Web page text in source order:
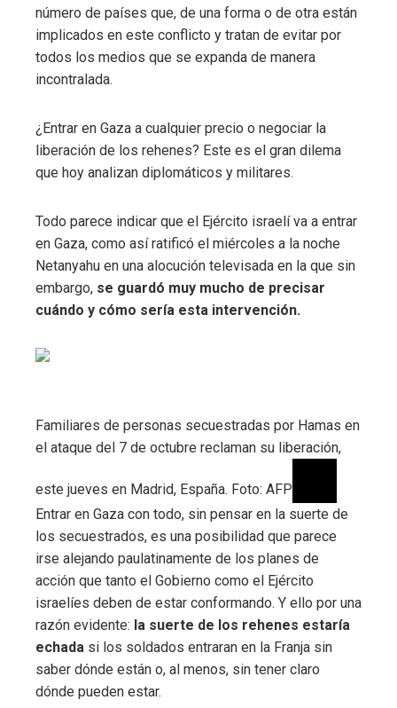
número de países que, de una forma o de otra están
implicados en este conflicto y tratan de evitar por
todos los medios que se expanda de manera
incontralada.
¿Entrar en Gaza a cualquier precio o negociar la
liberación de los rehenes? Este es el gran dilema
que hoy analizan diplomáticos y militares.
Todo parece indicar que el Ejército israelí va a entrar
en Gaza, como así ratificó el miércoles a la noche
Netanyahu en una alocución televisada en la que sin
embargo, se guardó muy mucho de precisar
cuándo y cómo sería esta intervención.
Familiares de personas secuestradas por Hamas en
el ataque del 7 de octubre reclaman su liberación,
este jueves en Madrid, España. Foto: AFP
Entrar en Gaza con todo, sin pensar en la suerte de
los secuestrados, es una posibilidad que parece
irse alejando paulatinamente de los planes de
acción que tanto el Gobierno como el Ejército
israelíes deben de estar conformando. Y ello por una
razón evidente: la suerte de los rehenes estaría
echada si los soldados entraran en la Franja sin
saber dónde están o, al menos, sin tener claro
dónde pueden estar.